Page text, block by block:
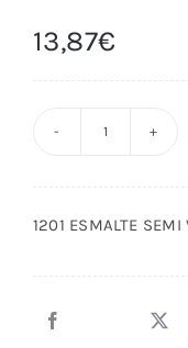
13,87€
VELAC
1201 ESMALTE SEMI